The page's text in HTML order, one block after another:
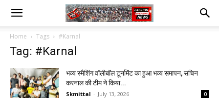
Home Tags #Karnal
Tag: #Karnal
भव्य स्मैशिंग वॉलीबॉल टूर्नामेंट का हुआ भव्य समापन, सचिन
करनाल की टीम ने किया...
Skmittal - July 13, 2026 0